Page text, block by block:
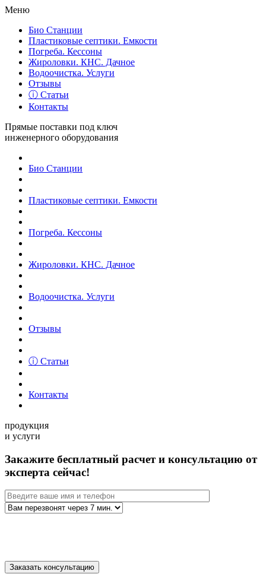
Меню
Био Станции
Пластиковые септики. Емкости
Погреба. Кессоны
Жироловки. КНС. Дачное
Водоочистка. Услуги
Отзывы
ⓘ Статьи
Контакты
Прямые поставки под ключ
инженерного оборудования
Био Станции
Пластиковые септики. Емкости
Погреба. Кессоны
Жироловки. КНС. Дачное
Водоочистка. Услуги
Отзывы
ⓘ Статьи
Контакты
продукция
и услуги
Закажите бесплатный расчет и консультацию от
эксперта сейчас!